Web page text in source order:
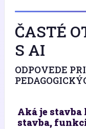
ČASTÉ
S AI
ODPOVEDE
Aká je stavba
stavba,